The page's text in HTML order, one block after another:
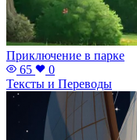
Приключение в парке
65
0
Тексты и Переводы